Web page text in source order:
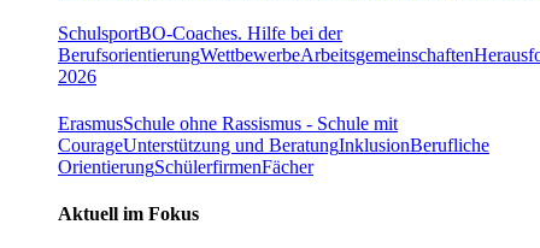
SchulsportBO-Coaches. Hilfe bei der
BerufsorientierungWettbewerbeArbeitsgemeinschaften
2026
ErasmusSchule ohne Rassismus - Schule mit
CourageUnterstützung und BeratungInklusionBerufliche
OrientierungSchülerfirmenFächer
Aktuell im Fokus